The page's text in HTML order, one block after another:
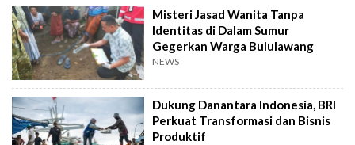
Misteri Jasad Wanita Tanpa
Identitas di Dalam Sumur
Gegerkan Warga Bululawang
NEWS
Dukung Danantara Indonesia, BRI
Perkuat Transformasi dan Bisnis
Produktif